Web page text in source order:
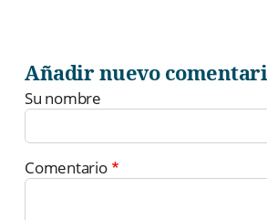
Añadir nuevo
Su nombre
Comentario